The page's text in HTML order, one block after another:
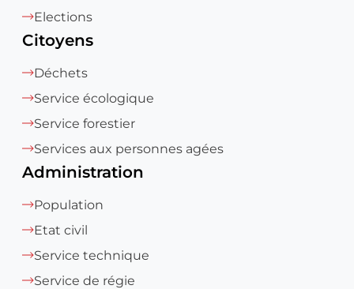
Elections
Citoyens
Déchets
Service écologique
Service forestier
Services aux personnes agées
Administration
Population
Etat civil
Service technique
Service de régie